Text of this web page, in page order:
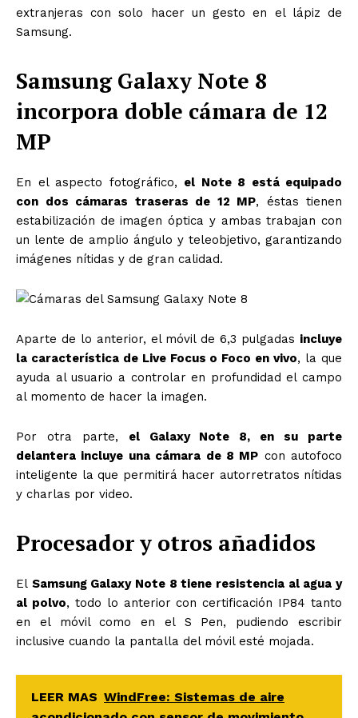
extranjeras con solo hacer un gesto en el lápiz de
Samsung.
Samsung Galaxy Note 8
incorpora doble cámara de 12
MP
En el aspecto fotográfico, el Note 8 está equipado
con dos cámaras traseras de 12 MP, éstas tienen
estabilización de imagen óptica y ambas trabajan con
un lente de amplio ángulo y teleobjetivo, garantizando
imágenes nítidas y de gran calidad.
Aparte de lo anterior, el móvil de 6,3 pulgadas incluye
la característica de Live Focus o Foco en vivo, la que
ayuda al usuario a controlar en profundidad el campo
al momento de hacer la imagen.
Por otra parte, el Galaxy Note 8, en su parte
delantera incluye una cámara de 8 MP con autofoco
inteligente la que permitirá hacer autorretratos nítidas
y charlas por video.
Procesador y otros añadidos
El Samsung Galaxy Note 8 tiene resistencia al agua y
al polvo, todo lo anterior con certificación IP84 tanto
en el móvil como en el S Pen, pudiendo escribir
inclusive cuando la pantalla del móvil esté mojada.
LEER MAS WindFree: Sistemas de aire